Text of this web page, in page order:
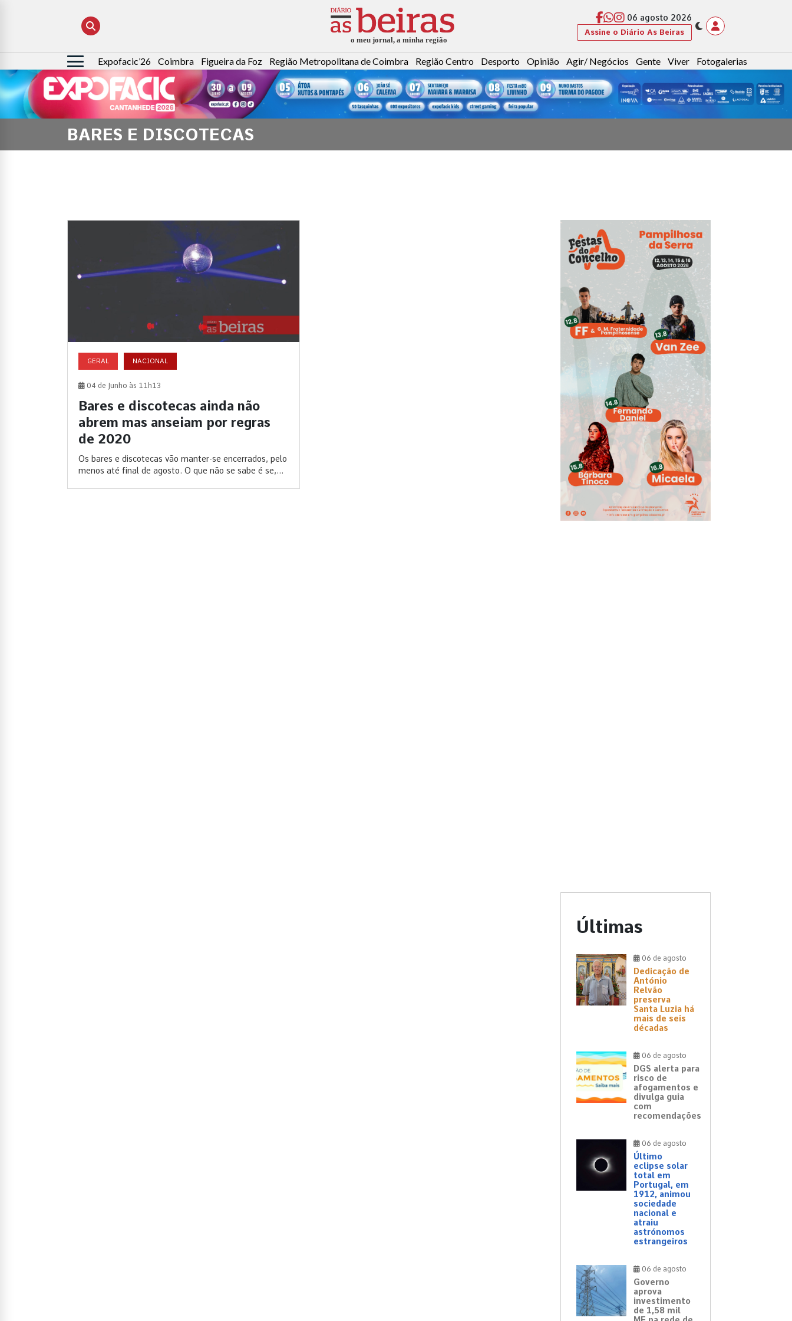
06 agosto 2026
Assine o Diário As Beiras
Pesquisar
por:
Expofacic’26 Coimbra Figueira da Foz Região Metropolitana de Coimbra Região Centro Desporto Opinião Agir/ Negócios Gente Viver Fotogalerias
BARES E DISCOTECAS
GERAL NACIONAL
04 de Junho às 11h13
Bares e discotecas ainda não
abrem mas anseiam por regras
de 2020
Os bares e discotecas vão manter-se encerrados, pelo
menos até final de agosto. O que não se sabe é se,...
Últimas
06 de agosto
Dedicação de
António
Relvão
preserva
Santa Luzia há
mais de seis
décadas
06 de agosto
DGS alerta para
risco de
afogamentos e
divulga guia
com
recomendações
06 de agosto
Último
eclipse solar
total em
Portugal, em
1912, animou
sociedade
nacional e
atraiu
astrónomos
estrangeiros
06 de agosto
Governo
aprova
investimento
de 1,58 mil